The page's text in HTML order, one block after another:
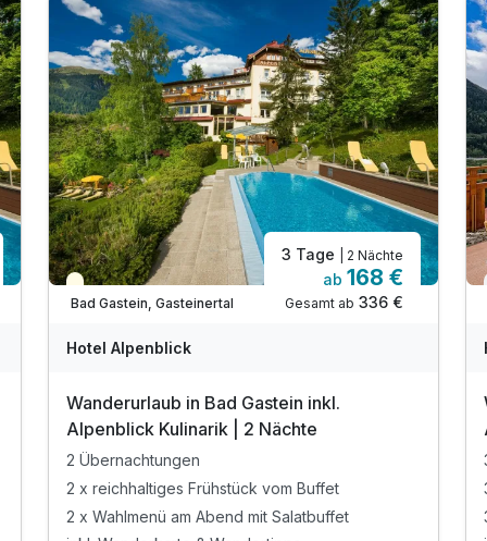
Teilweise ausgelastet
Bad Gastein, Gasteinertal
3 Tage | 2 Nächte
ab 168 €
Gesamt ab 336 €
Hotel Alpenblick
Wanderurlaub in Bad Gastein inkl.
Alpenblick Kulinarik | 2 Nächte
2 Übernachtungen
2 x reichhaltiges Frühstück vom Buffet
2 x Wahlmenü am Abend mit Salatbuffet